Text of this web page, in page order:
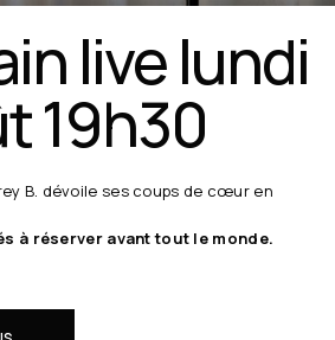
live lundi
19h30
B. dévoile ses coups de cœur en
à réserver avant tout le monde.